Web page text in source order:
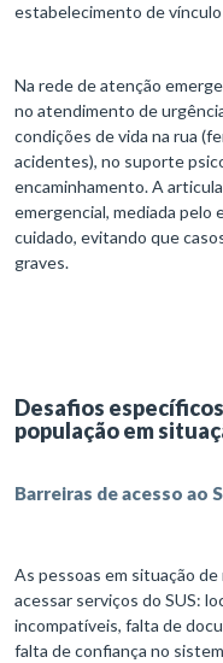
estabelecimento de
Na rede de atenção
no atendimento de
condições de vida na rua
acidentes), no suporte
encaminhamento. A
emergencial, mediada pelo
cuidado, evitando que
graves.
Desafios
população em
Barreiras de acesso ao
As pessoas em situação
acessar serviços do SUS:
incompatíveis, falta de
falta de confiança no